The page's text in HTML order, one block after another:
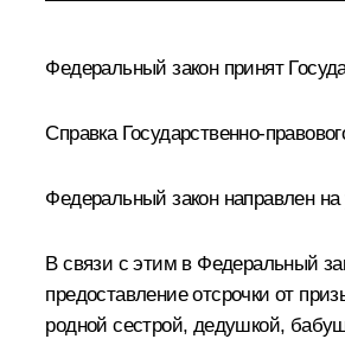
Федеральный закон принят
Справка Государственно-
Федеральный закон направлен
В связи с этим в Федеральный
предоставление отсрочки от
родной сестрой, дедушкой,